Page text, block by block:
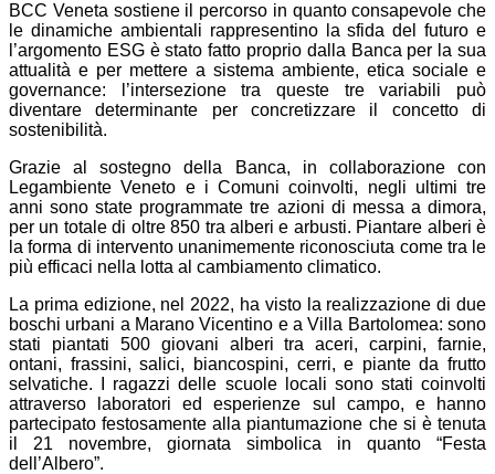
BCC Veneta sostiene il percorso in quanto consapevole che
le dinamiche ambientali rappresentino la sfida del futuro e
l’argomento ESG è stato fatto proprio dalla Banca per la sua
attualità e per mettere a sistema ambiente, etica sociale e
governance: l’intersezione tra queste tre variabili può
diventare determinante per concretizzare il concetto di
sostenibilità.
Grazie al sostegno della Banca, in collaborazione con
Legambiente Veneto e i Comuni coinvolti, negli ultimi tre
anni sono state programmate tre azioni di messa a dimora,
per un totale di oltre 850 tra alberi e arbusti. Piantare alberi è
la forma di intervento unanimemente riconosciuta come tra le
più efficaci nella lotta al cambiamento climatico.
La prima edizione, nel 2022, ha visto la realizzazione di due
boschi urbani a Marano Vicentino e a Villa Bartolomea: sono
stati piantati 500 giovani alberi tra aceri, carpini, farnie,
ontani, frassini, salici, biancospini, cerri, e piante da frutto
selvatiche. I ragazzi delle scuole locali sono stati coinvolti
attraverso laboratori ed esperienze sul campo, e hanno
partecipato festosamente alla piantumazione che si è tenuta
il 21 novembre, giornata simbolica in quanto “Festa
dell’Albero”.